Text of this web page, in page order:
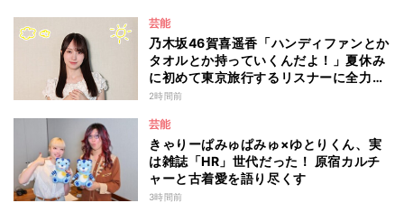
芸能
乃木坂46賀喜遥香「ハンディファンとか
タオルとか持っていくんだよ！」夏休み
に初めて東京旅行するリスナーに全力ア
ドバイス！
2時間前
芸能
きゃりーぱみゅぱみゅ×ゆとりくん、実
は雑誌「HR」世代だった！ 原宿カルチ
ャーと古着愛を語り尽くす
3時間前